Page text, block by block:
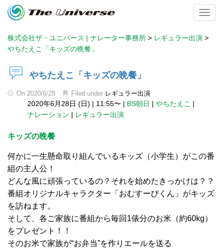
株式会社ザ・ユニバース | ナレーター事務所 > レギュラー出演 >
やちたえこ「キッズの晩餐」
やちたえこ「キッズの晩餐」
On 2020/6/28 Filed under レギュラー出演
2020年6月28日 (日) | 11:55〜 | BS朝日 | やちたえこ |
ナレーション | レギュラー出演
キッズの晩餐
何かに一生懸命取り組んでいるキッズ（小学生）がこの番
組の主人公！
どんな風に頑張っているの？それを始めたきっかけは？？
番組オリジナルキャラクター「おむすーびくん」がキッズ
を訪ねます。
そして、各ご家族に番組から毎回1俵分のお米（約60kg）
をプレゼント！！
そのお米で家族が“お弁当”を作りエールを送る